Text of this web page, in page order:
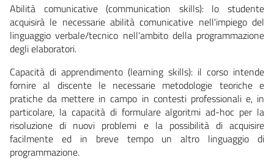
Abilità comunicative (communication skills):lo studente
acquisirà le necessarie abilità comunicative nell'impiego del
linguaggio verbale/tecnico nell'ambito della programmazione
degli elaboratori.
Capacità di apprendimento (learning skills): il corso intende
fornire al discente le necessarie metodologie teoriche e
pratiche da mettere in campo in contesti professionali e, in
particolare, la capacità di formulare algoritmi ad-hoc per la
risoluzione di nuovi problemi e la possibilità di acquisire
facilmente ed in breve tempo un altro linguaggio di
programmazione.